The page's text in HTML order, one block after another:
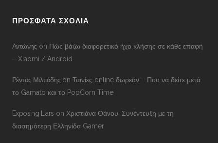
ΠΡΟΣΦΑΤΑ ΣΧΟΛΙΑ
Αντώνης on Πώς βάζω διαφορετικό ήχο κλήσης σε κάθε επαφή
– Xiaomi / Android
Ρέντας Μιλτιάδης onΤαινίες online δωρεάν – Που να δείτε μετά
το Gamato και το PopCorn Time
Exposing Liars on Χριστιάνα Θάνου: Συνέντευξη με τη
διασημότερη Ελληνίδα Gamer